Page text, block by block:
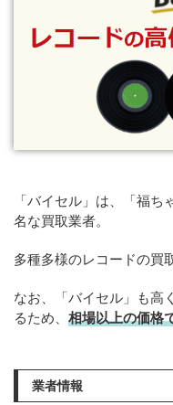
「バイセル」は、「福
名な買取業者。
多種多様のレコードの買
なお、「バイセル」も高
るため、 相場以上の価格
業者情報